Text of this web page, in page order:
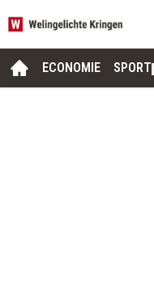
ECONOMIE SPORT